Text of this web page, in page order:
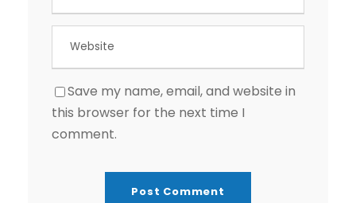
Save my name, email, and website in
this browser for the next time I
comment.